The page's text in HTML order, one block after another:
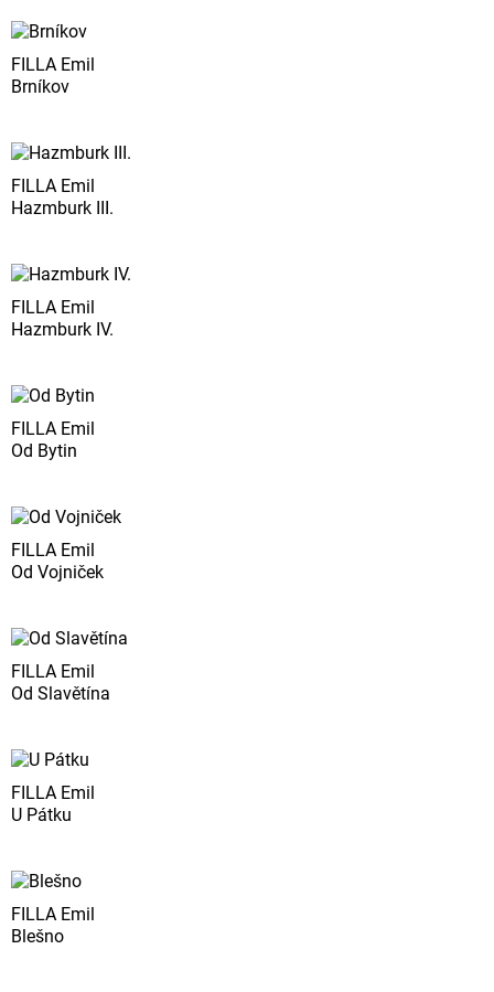
FILLA Emil
Brníkov
FILLA Emil
Hazmburk III.
FILLA Emil
Hazmburk IV.
FILLA Emil
Od Bytin
FILLA Emil
Od Vojniček
FILLA Emil
Od Slavětína
FILLA Emil
U Pátku
FILLA Emil
Blešno